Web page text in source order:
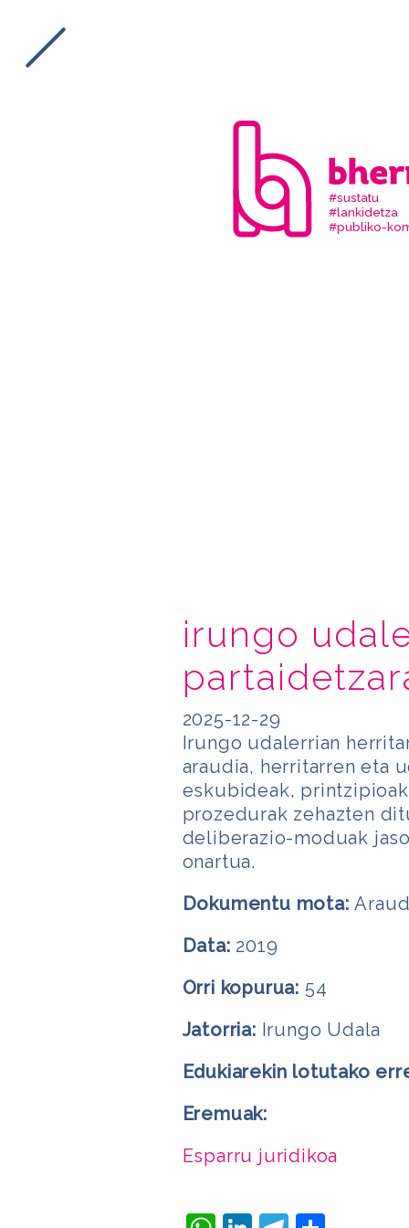
#sustatu
#lankidetza
#publiko-
irungo
2025-12-29
Irungo udalerrian
araudia, herritarren eta
eskubideak,
prozedurak zehazten
deliberazio-moduak
onartua.
Dokumentu mota:
Data: 2019
Orri kopurua: 54
Jatorria: Irungo Udala
Edukiarekin lotutako
Eremuak:
Esparru juridikoa